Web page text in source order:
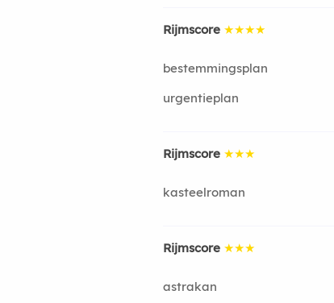
Rijmscore ★★★★
bestemmingsplan
urgentieplan
Rijmscore ★★★
kasteelroman
Rijmscore ★★★
astrakan